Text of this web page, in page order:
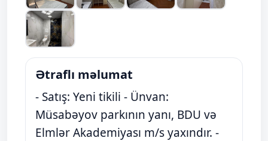
Ətraflı məlumat
- Satış: Yeni tikili - Ünvan:
Müsabəyov parkının yanı, BDU və
Elmlər Akademiyası m/s yaxındır. -